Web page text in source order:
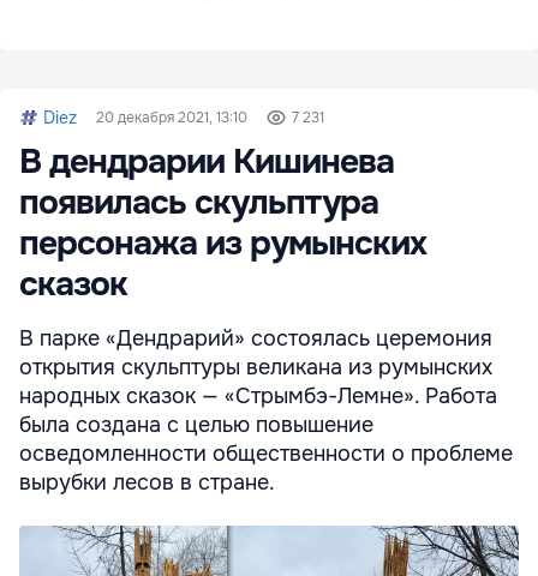
Diez 20 декабря 2021, 13:10 7 231
В дендрарии Кишинева
появилась скульптура
персонажа из румынских
сказок
В парке «Дендрарий» состоялась церемония
открытия скульптуры великана из румынских
народных сказок — «Стрымбэ-Лемне». Работа
была создана с целью повышение
осведомленности общественности о проблеме
вырубки лесов в стране.